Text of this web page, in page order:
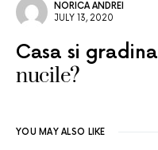
NORICA ANDREI
JULY 13, 2020
Casa si gradina
nucile?
YOU MAY ALSO LIKE